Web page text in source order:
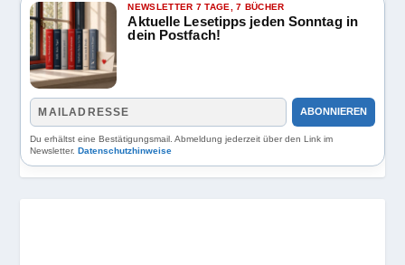
NEWSLETTER 7 TAGE, 7 BÜCHER
Aktuelle Lesetipps jeden Sonntag in
dein Postfach!
ABONNIEREN
Du erhältst eine Bestätigungsmail. Abmeldung jederzeit über den Link im
Newsletter.Datenschutzhinweise